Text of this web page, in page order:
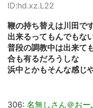
ID:hd.xz.L22
鞭の持ち替えは川田で
出来るってもんでもな
普段の調教中は出来て
合も有るだろうしな
浜中とかもそんな感じ
306: 名無しさん＠おー